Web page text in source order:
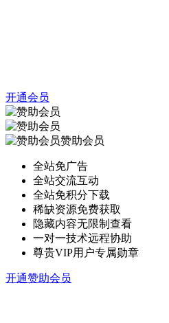
开通会员
赞助会员
全站免广告
全站交流互动
全站免积分下载
稀缺资源免费获取
隐藏内容无限制查看
一对一技术远程协助
尊贵VIP用户专属勋章
开通赞助会员